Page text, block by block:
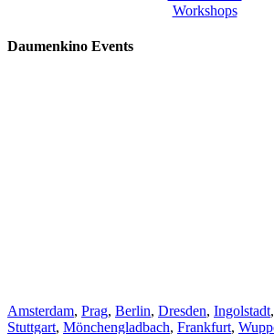
Workshops
Daumenkino Events
Amsterdam, Prag, Berlin, Dresden, Ingolstadt,
Stuttgart, Mönchengladbach, Frankfurt,